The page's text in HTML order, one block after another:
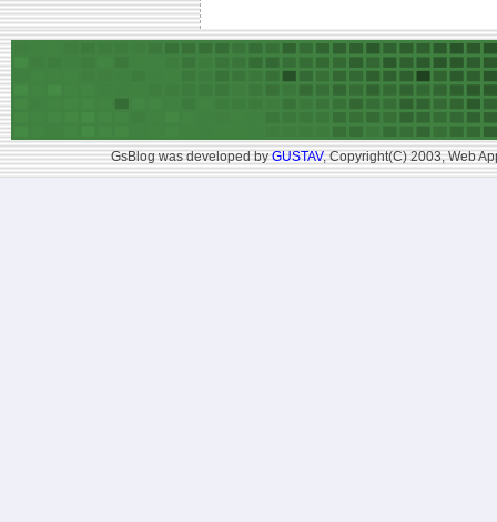
GsBlog was developed byGUSTAV, Copyright(C) 2003, Web